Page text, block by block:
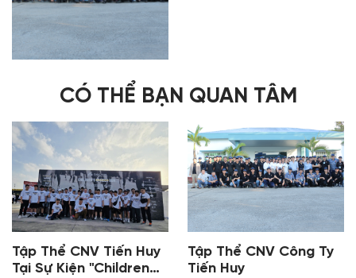
CÓ THỂ BẠN QUAN TÂM
Tập Thể CNV Tiến Huy
Tại Sự Kiện "Children
Tập Thể CNV Công Ty
Tiến Huy